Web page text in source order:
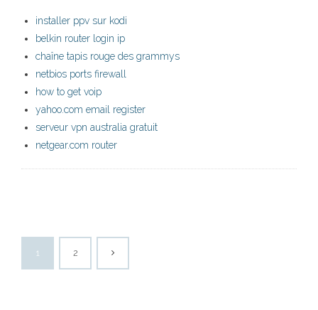
installer ppv sur kodi
belkin router login ip
chaîne tapis rouge des grammys
netbios ports firewall
how to get voip
yahoo.com email register
serveur vpn australia gratuit
netgear.com router
1 2